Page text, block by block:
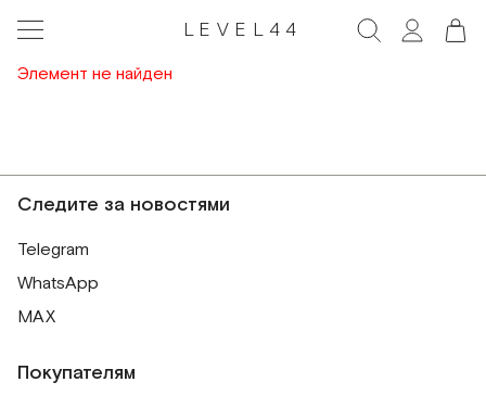
LEVEL44
Элемент не найден
Следите за новостями
Telegram
WhatsApp
MAX
Покупателям